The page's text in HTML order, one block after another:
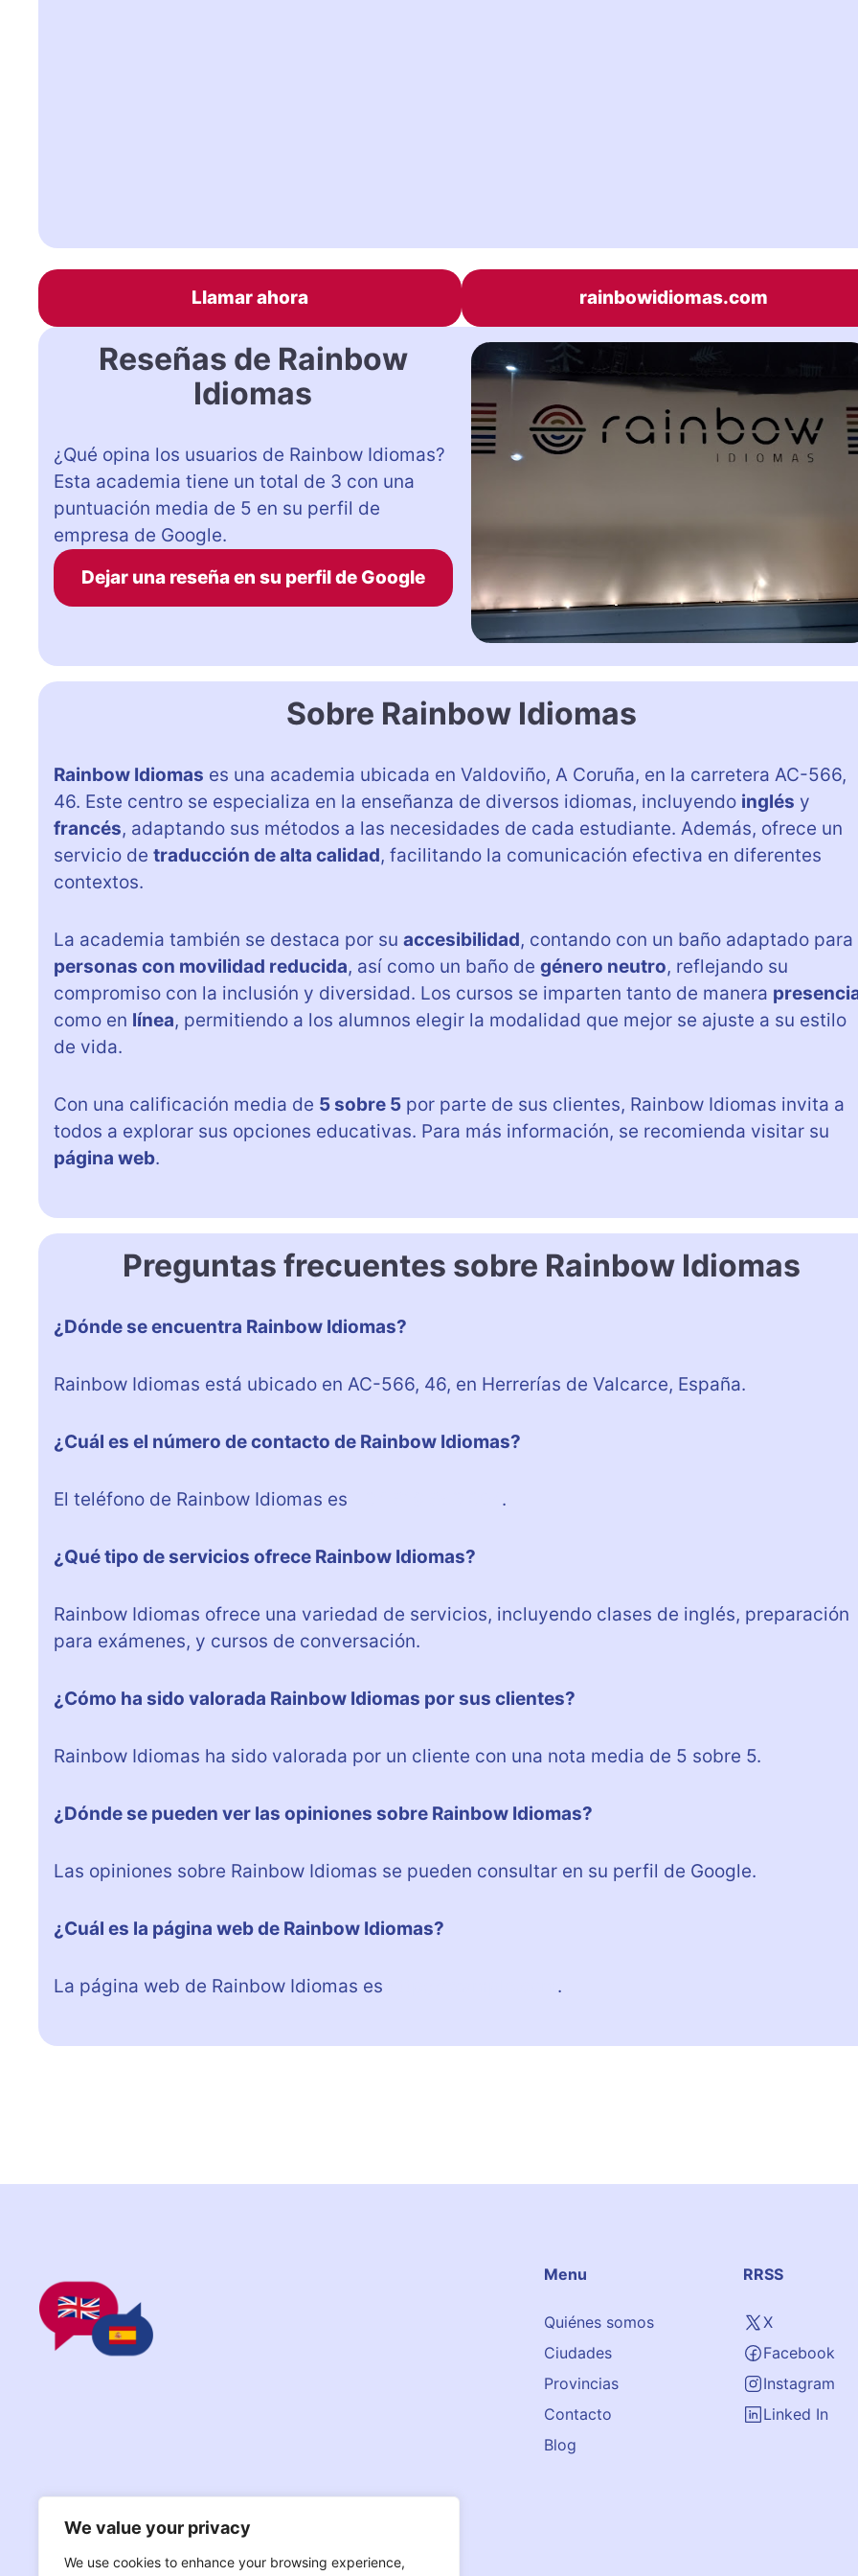
We value your privacy
We use cookies to enhance your browsing experience,
Llamar ahora rainbowidiomas.com
Reseñas de Rainbow
Idiomas
¿Qué opina los usuarios de Rainbow Idiomas?
Esta academia tiene un total de 3 con una
puntuación media de 5 en su perfil de
empresa de Google.
Dejar una reseña en su perfil de Google
Sobre Rainbow Idiomas
Rainbow Idiomas es una academia ubicada en Valdoviño, A Coruña, en la carretera AC-566,
46. Este centro se especializa en la enseñanza de diversos idiomas, incluyendo inglés y
francés, adaptando sus métodos a las necesidades de cada estudiante. Además, ofrece un
servicio de traducción de alta calidad, facilitando la comunicación efectiva en diferentes
contextos.
La academia también se destaca por su accesibilidad, contando con un baño adaptado para
personas con movilidad reducida, así como un baño de género neutro, reflejando su
compromiso con la inclusión y diversidad. Los cursos se imparten tanto de manera
como en línea, permitiendo a los alumnos elegir la modalidad que mejor se ajuste a su estilo
de vida.
Con una calificación media de 5 sobre 5 por parte de sus clientes, Rainbow Idiomas invita a
todos a explorar sus opciones educativas. Para más información, se recomienda visitar su
página web.
Preguntas frecuentes sobre Rainbow Idiomas
¿Dónde se encuentra Rainbow Idiomas?
Rainbow Idiomas está ubicado en AC-566, 46, en Herrerías de Valcarce, España.
¿Cuál es el número de contacto de Rainbow Idiomas?
El teléfono de Rainbow Idiomas es .
¿Qué tipo de servicios ofrece Rainbow Idiomas?
Rainbow Idiomas ofrece una variedad de servicios, incluyendo clases de inglés, preparación
para exámenes, y cursos de conversación.
¿Cómo ha sido valorada Rainbow Idiomas por sus clientes?
Rainbow Idiomas ha sido valorada por un cliente con una nota media de 5 sobre 5.
¿Dónde se pueden ver las opiniones sobre Rainbow Idiomas?
Las opiniones sobre Rainbow Idiomas se pueden consultar en su perfil de Google.
¿Cuál es la página web de Rainbow Idiomas?
La página web de Rainbow Idiomas es .
Menu
Quiénes somos
Ciudades
Provincias
Contacto
Blog
RRSS
X
Facebook
Instagram
Linked In